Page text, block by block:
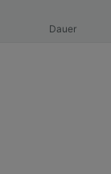
Dauer